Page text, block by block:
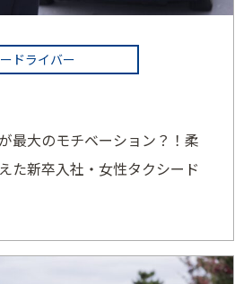
ドライバー
最大のモチベーション？！柔
た新卒入社・女性タクシード